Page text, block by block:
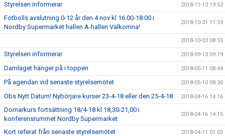
Styrelsen informerar 2018-11-13 19:52
Fotbolls avslutning 0-12 år den 4 nov kl 16.00-18.00 i
Nordby Supermarket hallen A-hallen Välkomna!
2018-10-31 11:59
2018-10-03 08:55
Styrelsen informerar 2018-09-13 09:19
Damlaget hänger på i toppen 2018-05-11 08:44
På agendan vid senaste styrelsemötet 2018-05-10 08:30
Obs Nytt Datum! Nybörjare kurser 23-4-18 eller den 25-4-18 2018-04-16 14:16
Domarkurs fortsättning 18/4-18 kl 18,30-21,00 i
konferensrummet Nordby Supermarket
2018-04-16 14:15
Kort referat från senaste styrelsemötet 2018-04-11 01:02